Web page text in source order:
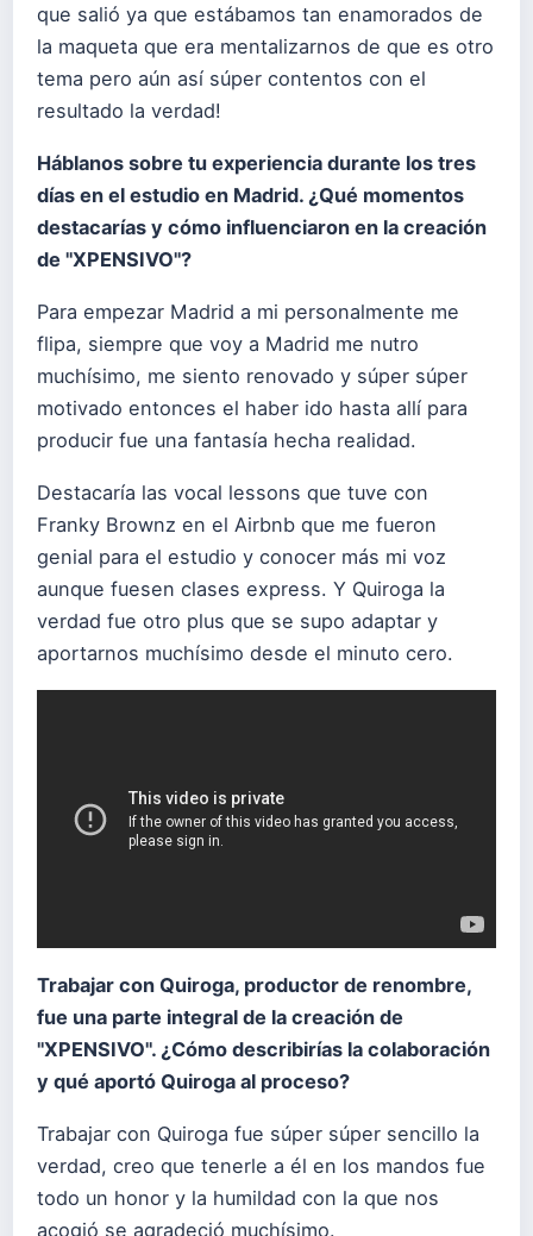
que salió ya que estábamos tan enamorados de
la maqueta que era mentalizarnos de que es otro
tema pero aún así súper contentos con el
resultado la verdad!
Háblanos sobre tu experiencia durante los tres
días en el estudio en Madrid. ¿Qué momentos
destacarías y cómo influenciaron en la creación
de "XPENSIVO"?
Para empezar Madrid a mi personalmente me
flipa, siempre que voy a Madrid me nutro
muchísimo, me siento renovado y súper súper
motivado entonces el haber ido hasta allí para
producir fue una fantasía hecha realidad.
Destacaría las vocal lessons que tuve con
Franky Brownz en el Airbnb que me fueron
genial para el estudio y conocer más mi voz
aunque fuesen clases express. Y Quiroga la
verdad fue otro plus que se supo adaptar y
aportarnos muchísimo desde el minuto cero.
Trabajar con Quiroga, productor de renombre,
fue una parte integral de la creación de
"XPENSIVO". ¿Cómo describirías la colaboración
y qué aportó Quiroga al proceso?
Trabajar con Quiroga fue súper súper sencillo la
verdad, creo que tenerle a él en los mandos fue
todo un honor y la humildad con la que nos
acogió se agradeció muchísimo.